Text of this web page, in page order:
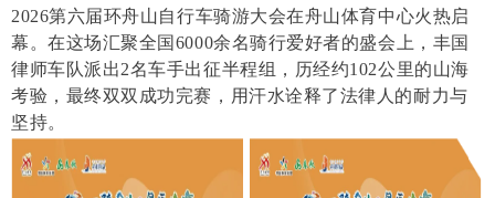
2026第六届环舟山自行车骑游大会在舟山体育中心火热启
幕。在这场汇聚全国6000余名骑行爱好者的盛会上，丰国
律师车队派出2名车手出征半程组，历经约102公里的山海
考验，最终双双成功完赛，用汗水诠释了法律人的耐力与
坚持。